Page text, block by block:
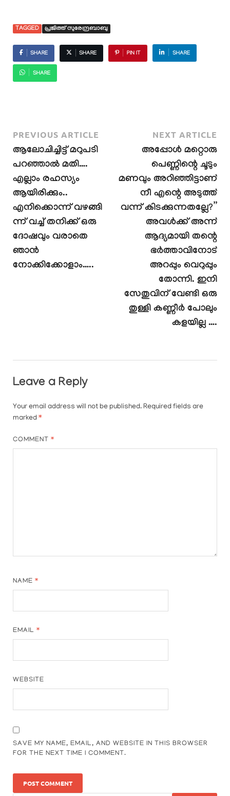
TAGGED പ്രജിത്ത് സുരേന്ദ്രബാബു
SHARE SHARE PIN IT SHARE
SHARE
PREVIOUS ARTICLE
ആലോചിച്ചിട്ട് മറുപടി
പറഞ്ഞാൽ മതി….
എല്ലാം രഹസ്യം
ആയിരിക്കും..
എനിക്കൊന്ന് വഴങ്ങി
ന്ന് വച്ച് തനിക്ക് ഒരു
ദോഷവും വരാതെ
ഞാൻ
നോക്കിക്കോളാം…..
NEXT ARTICLE
അപ്പോൾ മറ്റൊരു
പെണ്ണിന്റെ ചൂടും
മണവും അറിഞ്ഞിട്ടാണ്
നീ എന്റെ അടുത്ത്
വന്ന് കിടക്കുന്നതല്ലേ?”
അവൾക്ക് അന്ന്
ആദ്യമായി തന്റെ
ഭർത്താവിനോട്
അറപ്പും വെറുപ്പും
തോന്നി. ഇനി
സേതുവിന് വേണ്ടി ഒരു
തുള്ളി കണ്ണീർ പോലും
കളയില്ല ….
Leave a Reply
Your email address will not be published. Required fields are
marked *
COMMENT*
NAME*
EMAIL*
WEBSITE
SAVE MY NAME, EMAIL, AND WEBSITE IN THIS BROWSER
FOR THE NEXT TIME I COMMENT.